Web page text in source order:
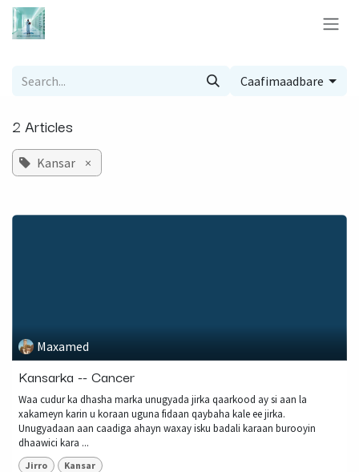
Skip to Content
Caafimaadbare
2 Articles
Kansar ×
Maxamed
Kansarka -- Cancer
Waa cudur ka dhasha marka unugyada jirka qaarkood ay si aan la
xakameyn karin u koraan uguna fidaan qaybaha kale ee jirka.
Unugyadaan aan caadiga ahayn waxay isku badali karaan burooyin
dhaawici kara ...
Jirro Kansar